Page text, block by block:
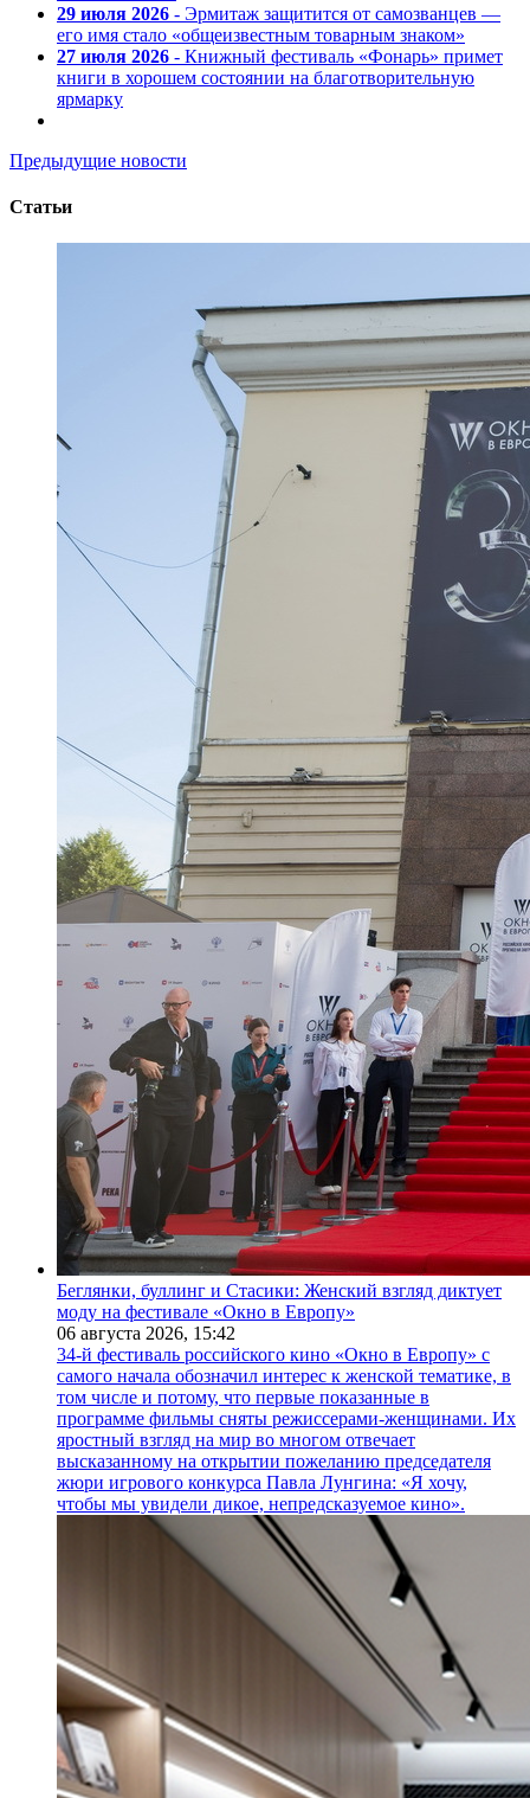
29 июля 2026 - Эрмитаж защитится от самозванцев —
его имя стало «общеизвестным товарным знаком»
27 июля 2026 - Книжный фестиваль «Фонарь» примет
книги в хорошем состоянии на благотворительную
ярмарку
Предыдущие новости
Статьи
Беглянки, буллинг и Стасики: Женский взгляд диктует
моду на фестивале «Окно в Европу»
06 августа 2026, 15:42
34-й фестиваль российского кино «Окно в Европу» с
самого начала обозначил интерес к женской тематике, в
том числе и потому, что первые показанные в
программе фильмы сняты режиссерами-женщинами. Их
яростный взгляд на мир во многом отвечает
высказанному на открытии пожеланию председателя
жюри игрового конкурса Павла Лунгина: «Я хочу,
чтобы мы увидели дикое, непредсказуемое кино».